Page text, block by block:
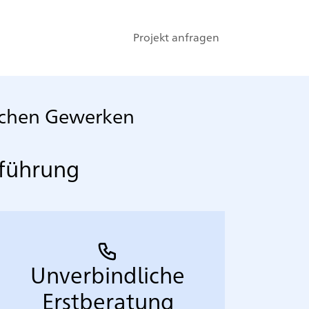
Projekt anfragen
Gewerken
Unverbindliche
Erstberatung